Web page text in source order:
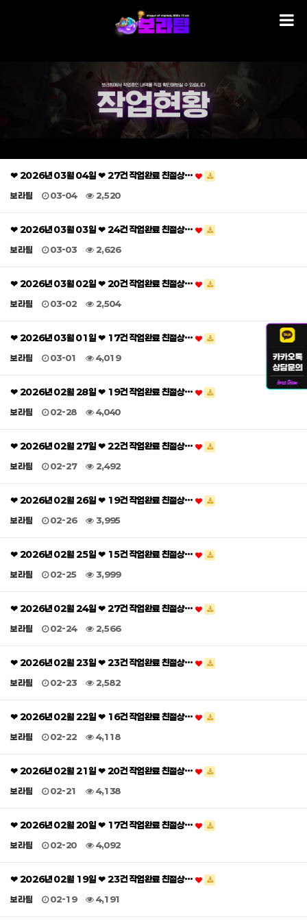
❤ 2026년 03월 04일 ❤ 27건 작업완료 친절상…
보라팀 03-04 2,520
❤ 2026년 03월 03일 ❤ 24건 작업완료 친절상…
보라팀 03-03 2,626
❤ 2026년 03월 02일 ❤ 20건 작업완료 친절상…
보라팀 03-02 2,504
❤ 2026년 03월 01일 ❤ 17건 작업완료 친절상…
보라팀 03-01 4,019
❤ 2026년 02월 28일 ❤ 19건 작업완료 친절상…
보라팀 02-28 4,040
❤ 2026년 02월 27일 ❤ 22건 작업완료 친절상…
보라팀 02-27 2,492
❤ 2026년 02월 26일 ❤ 19건 작업완료 친절상…
보라팀 02-26 3,995
❤ 2026년 02월 25일 ❤ 15건 작업완료 친절상…
보라팀 02-25 3,999
❤ 2026년 02월 24일 ❤ 27건 작업완료 친절상…
보라팀 02-24 2,566
❤ 2026년 02월 23일 ❤ 23건 작업완료 친절상…
보라팀 02-23 2,582
❤ 2026년 02월 22일 ❤ 16건 작업완료 친절상…
보라팀 02-22 4,118
❤ 2026년 02월 21일 ❤ 20건 작업완료 친절상…
보라팀 02-21 4,138
❤ 2026년 02월 20일 ❤ 17건 작업완료 친절상…
보라팀 02-20 4,092
❤ 2026년 02월 19일 ❤ 23건 작업완료 친절상…
보라팀 02-19 4,191